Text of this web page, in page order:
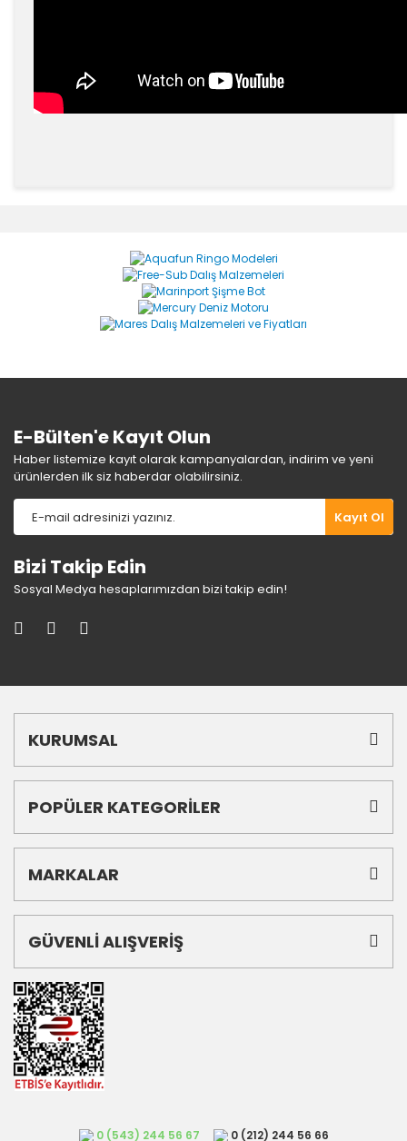
Yorum Yaz
Ürün resmi kalitesiz, bozuk veya görüntülenemiyor.
Ürün açıklamasında eksik bilgiler bulunuyor.
Ürün bilgilerinde hatalar bulunuyor.
E-Bülten'e Kayıt Olun
Haber listemize kayıt olarak kampanyalardan, indirim ve yeni
ürünlerden ilk siz haberdar olabilirsiniz.
Kayıt Ol
Bizi Takip Edin
Sosyal Medya hesaplarımızdan bizi takip edin!
KURUMSAL
POPÜLER KATEGORİLER
MARKALAR
GÜVENLİ ALIŞVERİŞ
0 (543) 244 56 67 0 (212) 244 56 66